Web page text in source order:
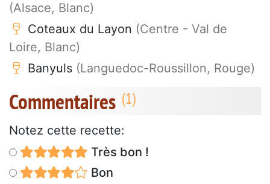
(Alsace, Blanc)
Coteaux du Layon (Centre - Val de
Loire, Blanc)
Banyuls (Languedoc-Roussillon, Rouge)
Commentaires
Notez cette recette:
Très bon !
Bon